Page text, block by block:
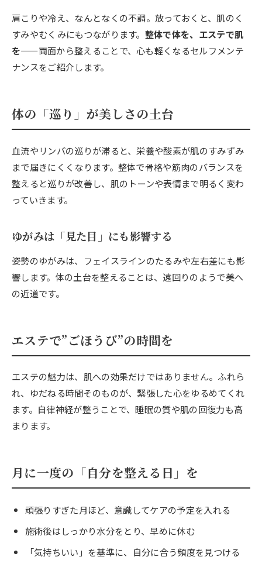
肩こりや冷え、なんとなくの不調。放っておくと、肌のく
すみやむくみにもつながります。 整体で体を、エステで肌
を——両面から整えることで、心も軽くなるセルフメンテ
ナンスをご紹介します。
体の「巡り」が美しさの土台
血流やリンパの巡りが滞ると、栄養や酸素が肌のすみずみ
まで届きにくくなります。整体で骨格や筋肉のバランスを
整えると巡りが改善し、肌のトーンや表情まで明るく変わ
っていきます。
ゆがみは「見た目」にも影響する
姿勢のゆがみは、フェイスラインのたるみや左右差にも影
響します。体の土台を整えることは、遠回りのようで美へ
の近道です。
エステで”ごほうび”の時間を
エステの魅力は、肌への効果だけではありません。ふれら
れ、ゆだねる時間そのものが、緊張した心をゆるめてくれ
ます。自律神経が整うことで、睡眠の質や肌の回復力も高
まります。
月に一度の「自分を整える日」を
頑張りすぎた月ほど、意識してケアの予定を入れる
施術後はしっかり水分をとり、早めに休む
「気持ちいい」を基準に、自分に合う頻度を見つける